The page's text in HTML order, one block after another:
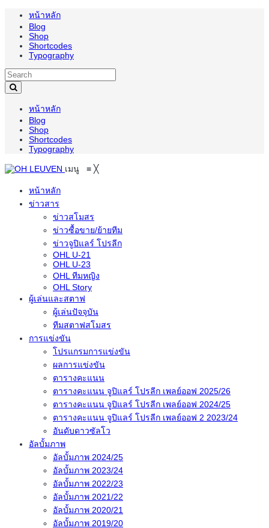
หน้าหลัก
Blog
Shop
Shortcodes
Typography
หน้าหลัก
Blog
Shop
Shortcodes
Typography
เมนู ≡ ╳
หน้าหลัก
ข่าวสาร
ข่าวสโมสร
ข่าวซื้อขาย/ย้ายทีม
ข่าวจูปิแลร์ โปรลีก
OHL U-21
OHL U-23
OHL ทีมหญิง
OHL Story
ผู้เล่นและสตาฟ
ผู้เล่นปัจจุบัน
ทีมสตาฟสโมสร
การแข่งขัน
โปรแกรมการแข่งขัน
ผลการแข่งขัน
ตารางคะแนน
ตารางคะแนน จูปิแลร์ โปรลีก เพลย์ออฟ 2025/26
ตารางคะแนน จูปิแลร์ โปรลีก เพลย์ออฟ 2024/25
ตารางคะแนน จูปิแลร์ โปรลีก เพลย์ออฟ 2 2023/24
อันดับดาวซัลโว
อัลบั้มภาพ
อัลบั้มภาพ 2024/25
อัลบั้มภาพ 2023/24
อัลบั้มภาพ 2022/23
อัลบั้มภาพ 2021/22
อัลบั้มภาพ 2020/21
อัลบั้มภาพ 2019/20